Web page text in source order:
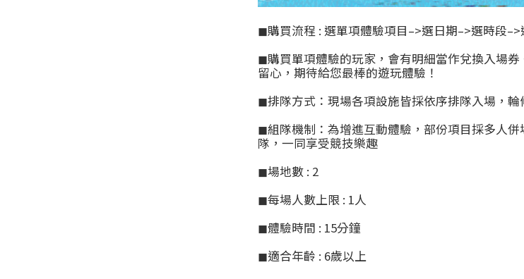
◼購買流程 : 選單項體驗項目–>選日期–>選時段–>
◼購買單項體驗的玩家，會有明細當作兌換入場
留心，期待給您最棒的遊玩體驗！
◼排隊方式 ：現場各項設施皆採依序排隊入場，輪
◼組隊機制 ：為增進互動體驗，部份項目採多人
隊，一同享受競技樂趣
◼場地數 : 2
◼每場人數上限 : 1人
◼體驗時間 : 15分鐘
◼適合年齡 : 6歲以上